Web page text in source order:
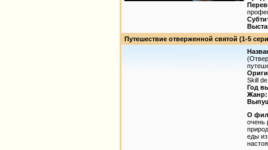
Путешествие отверженной святой (1-5
Skill
Год
Жанр:
О
очень
еды